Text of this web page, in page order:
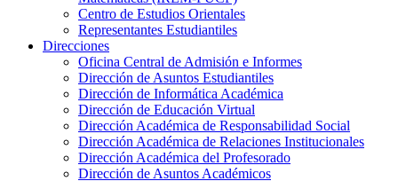
Centro de Estudios Orientales
Representantes Estudiantiles
Direcciones
Oficina Central de Admisión e Informes
Dirección de Asuntos Estudiantiles
Dirección de Informática Académica
Dirección de Educación Virtual
Dirección Académica de Responsabilidad Social
Dirección Académica de Relaciones Institucionales
Dirección Académica del Profesorado
Dirección de Asuntos Académicos